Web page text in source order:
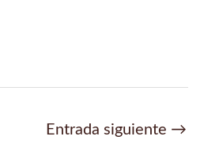
Entrada siguiente →